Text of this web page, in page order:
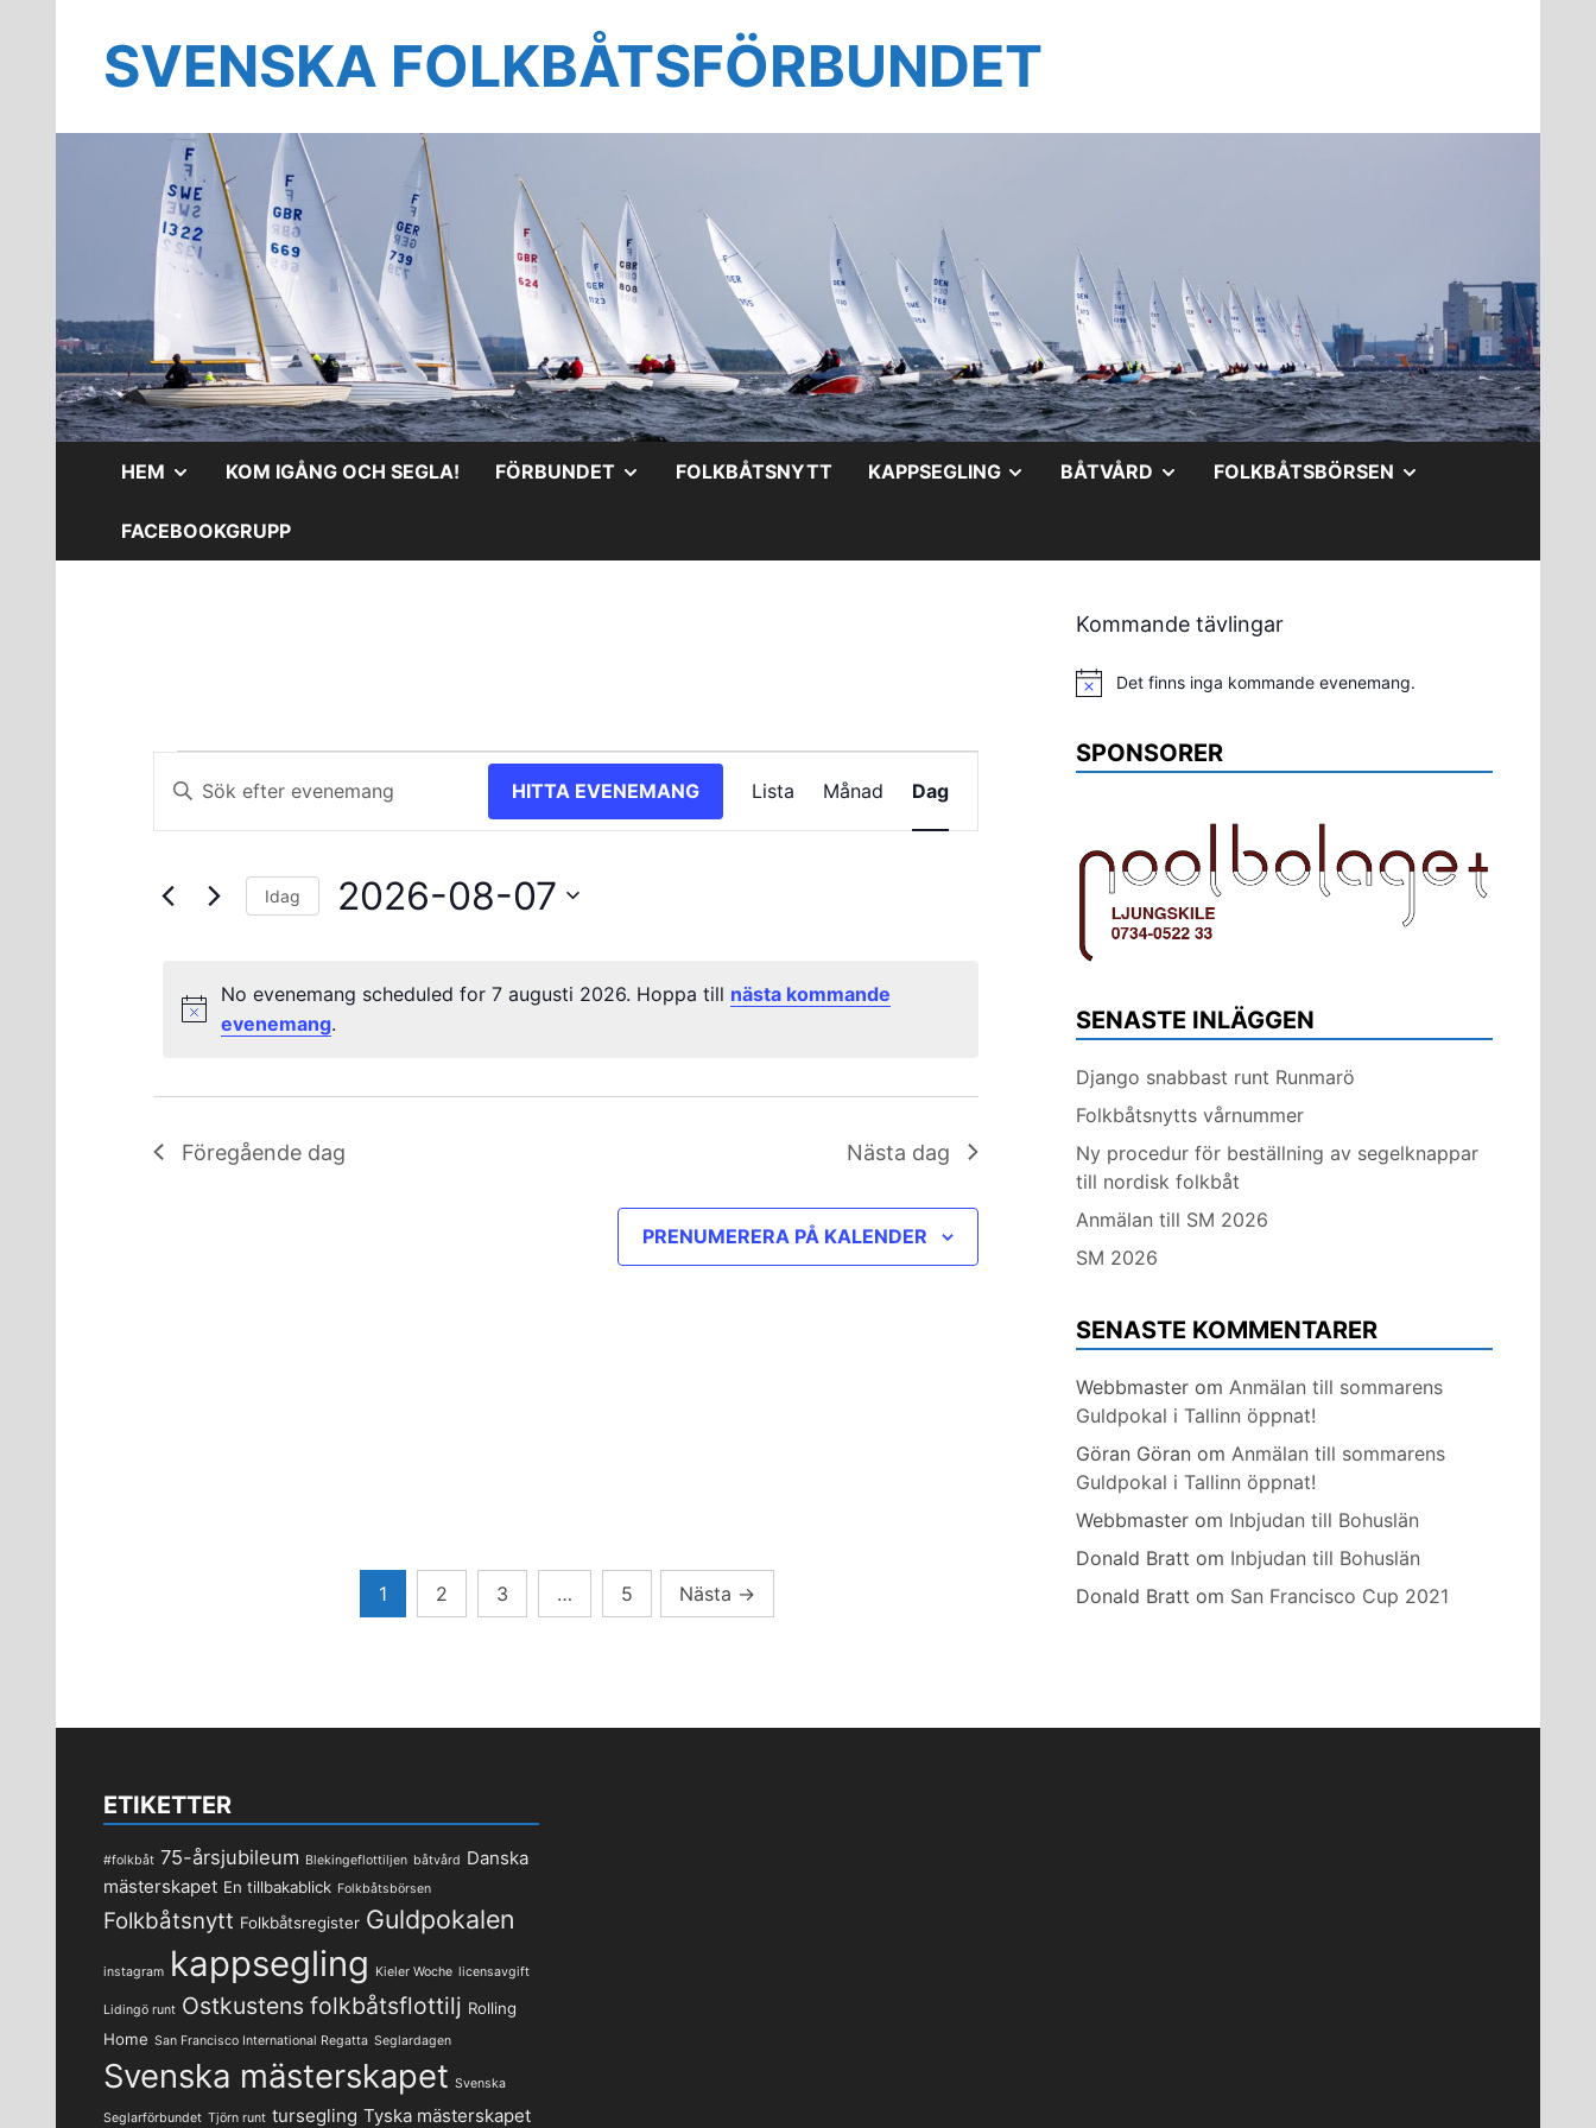
innehållSVENSKA FOLKBÅTSFÖRBUNDET
HEM VISA
UNDERMENY
KOM IGÅNG OCH SEGLA! FÖRBUNDET VISAFOLKBÅTSNYTT KAPPSEGLING VISABÅTVÅRD VISAFOLKBÅTSBÖRSEN
FACEBOOKGRUPP
Evenemang
för
7
2026No evenemang scheduled for 7 augusti 2026. Hoppa till nästa kommande
evenemang.
Views
Ange
nyckelord.
Sök
Evenemang
HITTA EVENEMANG
vynavigering
Lista Månad Dag
Idag 2026-08-07
Föregående dag Nästa dag
PRENUMERERA PÅ KALENDER
1 2 3 … 5 Nästa →
Kommande tävlingar
Notis Det finns inga kommande evenemang.
SPONSORER
SENASTE INLÄGGEN
Django snabbast runt Runmarö
Folkbåtsnytts vårnummer
Ny procedur för beställning av segelknappar
till nordisk folkbåt
Anmälan till SM 2026
SM 2026
SENASTE KOMMENTARER
Webbmaster om Anmälan till sommarens
Guldpokal i Tallinn öppnat!
Göran Göran om Anmälan till sommarens
Guldpokal i Tallinn öppnat!
Webbmaster om Inbjudan till Bohuslän
Donald Bratt om Inbjudan till Bohuslän
Donald Bratt om San Francisco Cup 2021
ETIKETTER
#folkbåt 75-årsjubileum Blekingeflottiljen båtvård Danska
mästerskapet En tillbakablick Folkbåtsbörsen
Folkbåtsnytt Folkbåtsregister Guldpokalen
instagram kappsegling Kieler Woche licensavgift
Lidingö runt Ostkustens folkbåtsflottilj Rolling
Home San Francisco International Regatta Seglardagen
Svenska mästerskapet Svenska
Seglarförbundet Tjörn runt tursegling Tyska mästerskapet